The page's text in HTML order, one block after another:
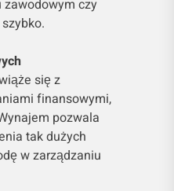
czy
się z
finansowymi,
pozwala
tak dużych
w zarządzaniu